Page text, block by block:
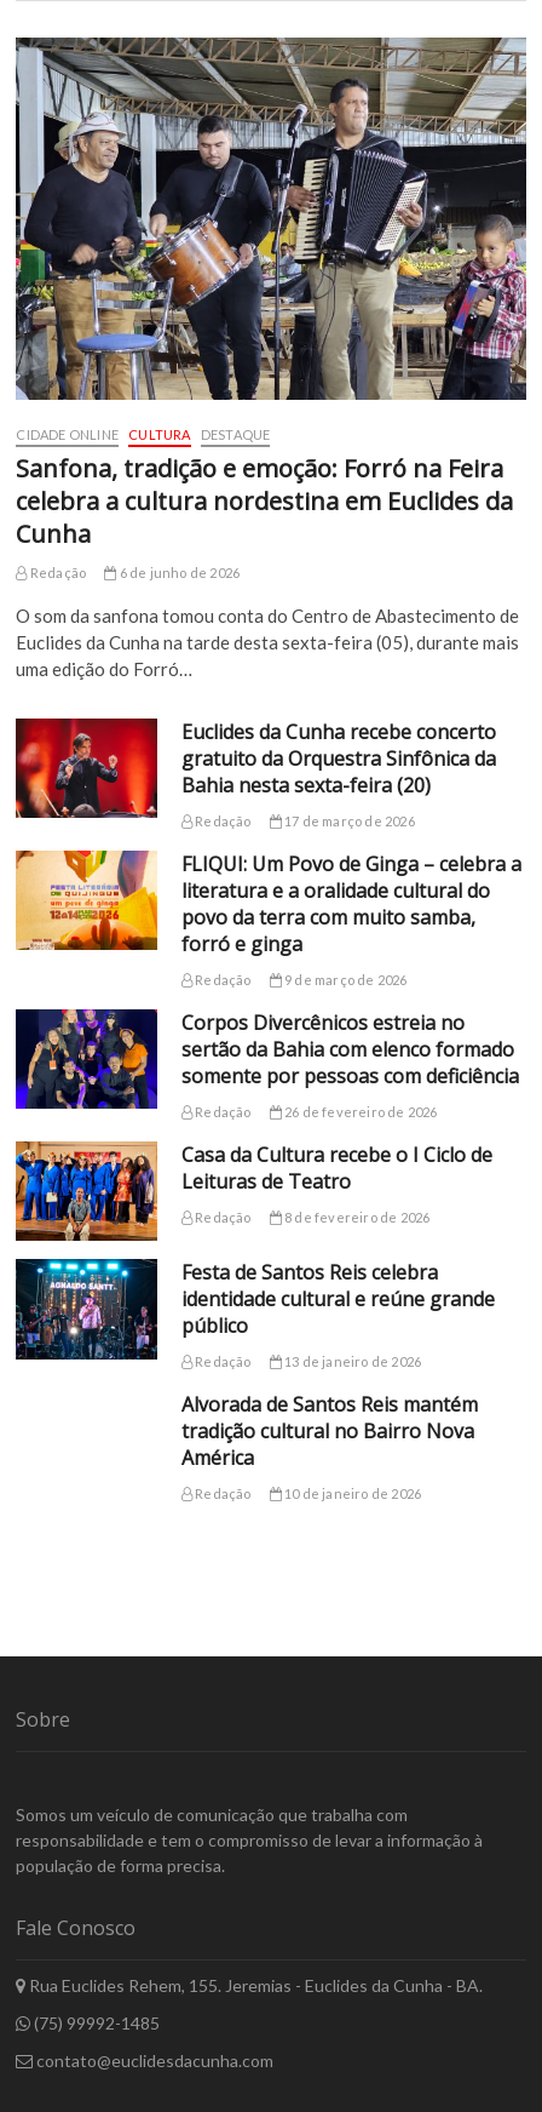
CIDADE ONLINE CULTURA DESTAQUE
Sanfona, tradição e emoção: Forró na Feira
celebra a cultura nordestina em Euclides da
Cunha
Redação 6 de junho de 2026
O som da sanfona tomou conta do Centro de Abastecimento de
Euclides da Cunha na tarde desta sexta-feira (05), durante mais
uma edição do Forró…
Euclides da Cunha recebe concerto
gratuito da Orquestra Sinfônica da
Bahia nesta sexta-feira (20)
Redação 17 de março de 2026
FLIQUI: Um Povo de Ginga – celebra a
literatura e a oralidade cultural do
povo da terra com muito samba,
forró e ginga
Redação 9 de março de 2026
Corpos Divercênicos estreia no
sertão da Bahia com elenco formado
somente por pessoas com deficiência
Redação 26 de fevereiro de 2026
Casa da Cultura recebe o I Ciclo de
Leituras de Teatro
Redação 8 de fevereiro de 2026
Festa de Santos Reis celebra
identidade cultural e reúne grande
público
Redação 13 de janeiro de 2026
Alvorada de Santos Reis mantém
tradição cultural no Bairro Nova
América
Redação 10 de janeiro de 2026
Sobre
Somos um veículo de comunicação que trabalha com
responsabilidade e tem o compromisso de levar a informação à
população de forma precisa.
Fale Conosco
Rua Euclides Rehem, 155. Jeremias - Euclides da Cunha - BA.
(75) 99992-1485
contato@euclidesdacunha.com